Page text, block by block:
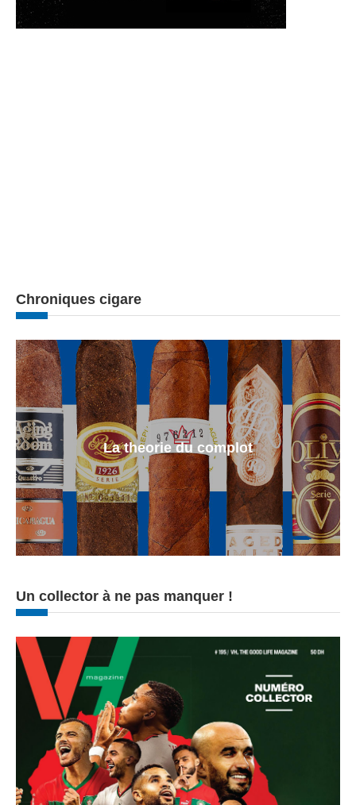
Chroniques cigare
La theorie du complot
Un collector à ne pas manquer !